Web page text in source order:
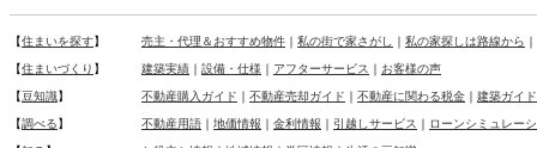
【住まいを探す】 売主・代理＆おすすめ物件 ｜ 私の街で家さがし ｜ 私の家探しは路線から
【住まいづくり 】 建築実績 ｜ 設備・仕様 ｜ アフターサービス ｜ お客様の声
【豆知識】 不動産購入ガイド ｜ 不動産売却ガイド ｜ 不動産に関わる税金 ｜ 建築ガイド
【調べる】 不動産用語 ｜ 地価情報 ｜ 金利情報 ｜ 引越しサービス ｜ ローンシミュレー